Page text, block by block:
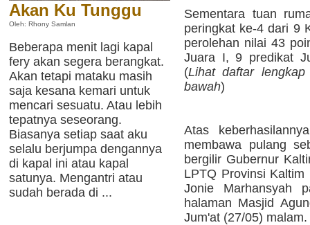
Akan Ku Tunggu
Oleh: Rhony Samlan
Beberapa menit lagi kapal
fery akan segera berangkat.
Akan tetapi mataku masih
saja kesana kemari untuk
mencari sesuatu. Atau lebih
tepatnya seseorang.
Biasanya setiap saat aku
selalu berjumpa dengannya
di kapal ini atau kapal
satunya. Mengantri atau
sudah berada di ...
Sementara tuan
peringkat ke-4 dari 9
perolehan nilai 43
Juara I, 9 predikat
(Lihat daftar
bawah)
Atas
membawa pulang
bergilir Gubernur
LPTQ Provinsi
Jonie Marhansyah
halaman Masjid
Jum'at (27/05) malam.